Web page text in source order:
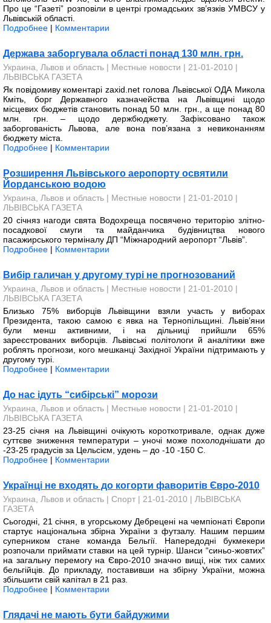
Про це “Газеті” розповіли в центрі громадських зв’язків УМВСУ у
Львівській області.
Подробнее | Комментарии
Держава заборгувала області понад 130 млн. грн.
Украина, Львов и область | Местные новости | 21-01-2010 |
ЛЬВІВСЬКА ГАЗЕТА
Як повідомиву коментарі zaxid.net голова Львів­­ської ОДА Микола
Кміть, борг Державного казначейства на Львівщині щодо
місцевих бюджетів становить понад 50 млн. грн., а ще понад 80
млн. грн. – щодо держбюджету. Зафіксовано також
заборгованість Львова, але вона пов’язана з невиконанням
бюджету міста.
Подробнее | Комментарии
Розширення Львівського аеропорту освятили
Йорданською водою
Украина, Львов и область | Местные новости | 21-01-2010 |
ЛЬВІВСЬКА ГАЗЕТА
20 січняз нагоди свята Водохреща посвячено територію злітно-
посадкової смуги та майданчика будівництва нового
пасажирського терміналу ДП “Міжнародний аеропорт “Львів”.
Подробнее | Комментарии
Вибір галичан у другому турі не прогнозований
Украина, Львов и область | Местные новости | 21-01-2010 |
ЛЬВІВСЬКА ГАЗЕТА
Близько 75% виборців Львів­­щини взяли участь у виборах
Президента, такою самою є явка на Тернопільщині. Львів’яни
були менш активними, і на дільниці прийшли 65%
зареєстрованих виборців. Львівські політологи й аналітики вже
роблять прогнози, кого мешканці Західної України підтримають у
другому турі.
Подробнее | Комментарии
До нас ідуть “сибірські” морози
Украина, Львов и область | Местные новости | 21-01-2010 |
ЛЬВІВСЬКА ГАЗЕТА
23-25 січня на Львівщині очікують короткотривале, однак дуже
суттєве зниження температури – уночі може похолоднішати до
-23-25 градусів за Цельсієм, удень – до -10 -150 С.
Подробнее | Комментарии
Українці не входять до когорти фаворитів Євро-2010
Украина, Львов и область | Спорт | 21-01-2010 | ЛЬВІВСЬКА
ГАЗЕТА
Сьогодні, 21 січня, в угорському Дебрецені на чемпіонаті Європи
стартує національна збірна України з футзалу. Нашим першим
суперником стане команда Бельгії. Напередодні букмекери
розпочали приймати ставки на цей турнір. Шанси “синьо-жовтих”
на загальну перемогу на Євро-2010 значно вищі, ніж тих самих
бельгійців. До прикладу, поставивши на збірну України, можна
збіль­шити свій капітал в 21 раз.
Подробнее | Комментарии
Глядачі не мають бути байдужими